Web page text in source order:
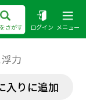
さがす ログイン メニュー
力
入りに追加